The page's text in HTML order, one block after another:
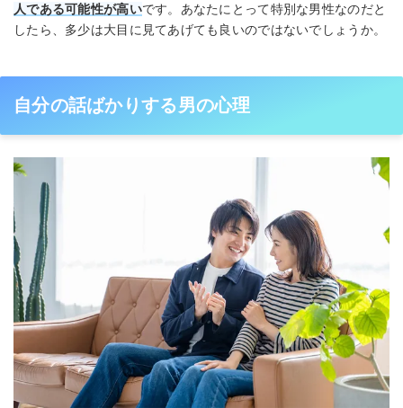
人である可能性が高いです。あなたにとって特別な男性なのだと
したら、多少は大目に見てあげても良いのではないでしょうか。
自分の話ばかりする男の心理